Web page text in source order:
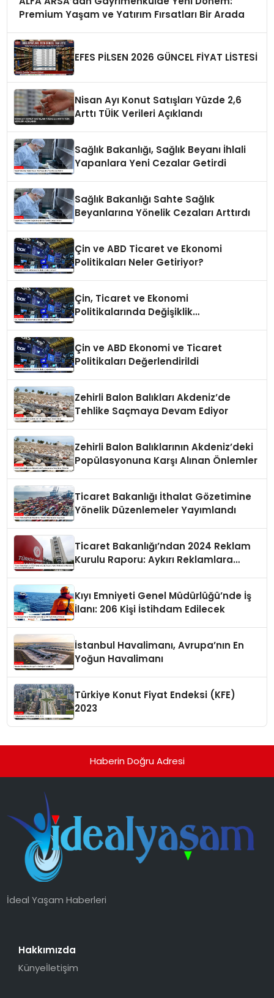
Premium Yaşam ve Yatırım Fırsatları Bir Arada
EFES PİLSEN 2026 GÜNCEL FİYAT LİSTESİ
Nisan Ayı Konut Satışları Yüzde 2,6
Arttı TÜİK Verileri Açıklandı
Sağlık Bakanlığı, Sağlık Beyanı İhlali
Yapanlara Yeni Cezalar Getirdi
Sağlık Bakanlığı Sahte Sağlık
Beyanlarına Yönelik Cezaları Arttırdı
Çin ve ABD Ticaret ve Ekonomi
Politikaları Neler Getiriyor?
Çin, Ticaret ve Ekonomi
Politikalarında Değişiklik
Çin ve ABD Ekonomi ve Ticaret
Politikaları Değerlendirildi
Zehirli Balon Balıkları Akdeniz’de
Tehlike Saçmaya Devam Ediyor
Zehirli Balon Balıklarının Akdeniz’deki
Popülasyonuna Karşı Alınan Önlemler
Ticaret Bakanlığı İthalat Gözetimine
Yönelik Düzenlemeler Yayımlandı
Ticaret Bakanlığı’ndan 2024 Reklam
Kurulu Raporu: Aykırı Reklamlara
Kıyı Emniyeti Genel Müdürlüğü’nde İş
İlanı: 206 Kişi İstihdam Edilecek
İstanbul Havalimanı, Avrupa’nın En
Yoğun Havalimanı
Türkiye Konut Fiyat Endeksi (KFE)
2023
Haberin Doğru Adresi
İdeal Yaşam Haberleri
Hakkımızda
Künyeİletişim